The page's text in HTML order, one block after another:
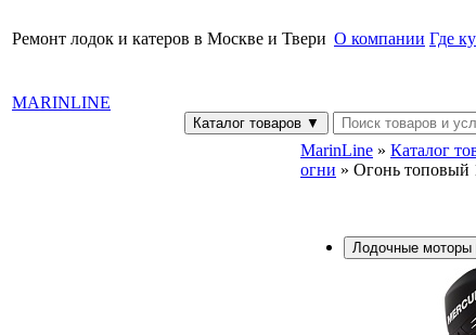
Ремонт лодок и катеров в Москве и Твери О компании Где
MARINLINE
Каталог товаров ▼
MarinLine » Каталог
огни » Огонь топовый
Лодочные моторы